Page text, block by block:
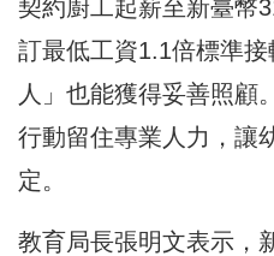
契約廚工起薪至新臺幣
訂最低工資1.1倍標準
人」也能獲得妥善照顧
行動留住專業人力，讓
定。
教育局長張明文表示，